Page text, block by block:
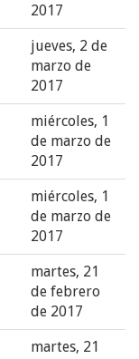
2017
jueves, 2 de
marzo de
2017
miércoles, 1
de marzo de
2017
miércoles, 1
de marzo de
2017
martes, 21
de febrero
de 2017
martes, 21